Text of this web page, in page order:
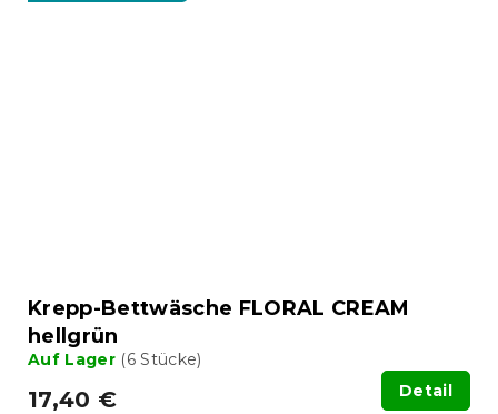
Krepp-Bettwäsche FLORAL CREAM
hellgrün
Auf Lager (6 Stücke)
17,40 € Detail